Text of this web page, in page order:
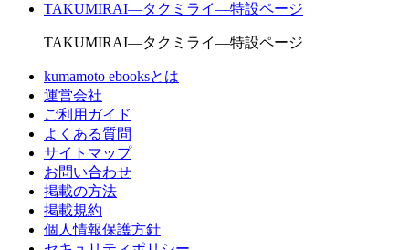
TAKUMIRAI―タクミライ―特設ページ
TAKUMIRAI―タクミライ―特設ページ
kumamoto ebooksとは
運営会社
ご利用ガイド
よくある質問
サイトマップ
お問い合わせ
掲載の方法
掲載規約
個人情報保護方針